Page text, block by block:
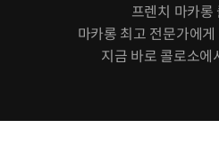
프렌치 마카롱
마카롱 최고 전문가에
지금 바로 콜로소에